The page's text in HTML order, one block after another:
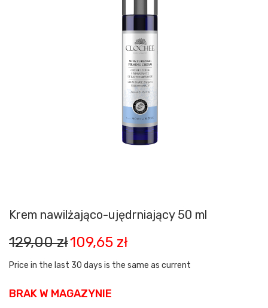
Krem nawilżająco-ujędrniający 50 ml
129,00zł Pierwotna
cena
wynosiła:
109,65 zł
wynosi:
Price in the last 30 days is the same as current
BRAK W MAGAZYNIE